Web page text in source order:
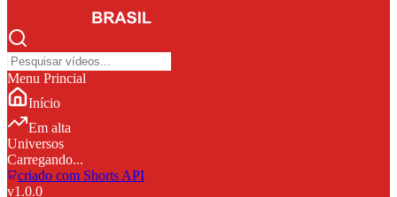
Menu Princial
Início
Em alta
Universos
Carregando...
criado com Shorts API
v1.0.0